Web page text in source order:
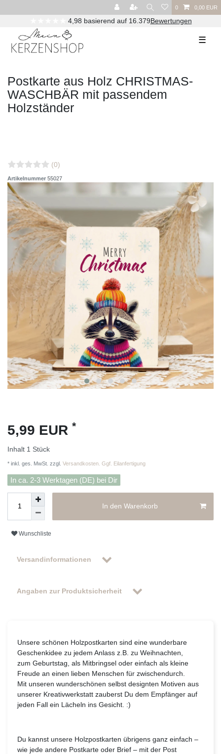
0 0,00 EUR
4,98 basierend auf 16.379Bewertungen
☰
Postkarte aus Holz CHRISTMAS-
WASCHBÄR mit passendem
Holzständer
(0)
Artikelnummer 55027
5,99 EUR *
Inhalt 1 Stück
* inkl. ges. MwSt. zzgl. Versandkosten. Ggf. Eilanfertigung
In ca. 2-3 Werktagen (DE) bei Dir
In den Warenkorb
Wunschliste
Versandinformationen
Angaben zur Produktsicherheit
Unsere schönen Holzpostkarten sind eine wunderbare
Geschenkidee zu jedem Anlass z.B. zu Weihnachten,
zum Geburtstag, als Mitbringsel oder einfach als kleine
Freude an einen lieben Menschen für zwischendurch.
Mit unseren wunderschönen selbst designten Motiven aus
unserer Kreativwerkstatt zauberst Du dem Empfänger auf
jeden Fall ein Lächeln ins Gesicht. :)
Du kannst unsere Holzpostkarten übrigens ganz einfach –
wie jede andere Postkarte oder Brief – mit der Post